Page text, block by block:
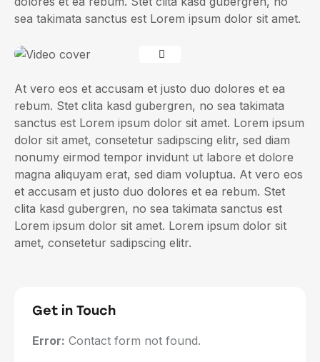
sea takimata sanctus est Lorem ipsum dolor sit amet.
At vero eos et accusam et justo duo dolores et ea
rebum. Stet clita kasd gubergren, no sea takimata
sanctus est Lorem ipsum dolor sit amet. Lorem ipsum
dolor sit amet, consetetur sadipscing elitr, sed diam
nonumy eirmod tempor invidunt ut labore et dolore
magna aliquyam erat, sed diam voluptua. At vero eos
et accusam et justo duo dolores et ea rebum. Stet
clita kasd gubergren, no sea takimata sanctus est
Lorem ipsum dolor sit amet. Lorem ipsum dolor sit
amet, consetetur sadipscing elitr.
Get in Touch
Error: Contact form not found.